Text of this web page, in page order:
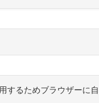
するためブラウザーに